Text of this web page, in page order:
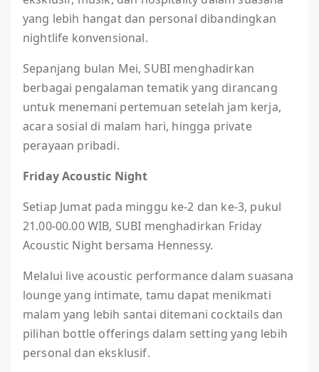
yang lebih hangat dan personal dibandingkan
nightlife konvensional.
Sepanjang bulan Mei, SUBI menghadirkan
berbagai pengalaman tematik yang dirancang
untuk menemani pertemuan setelah jam kerja,
acara sosial di malam hari, hingga private
perayaan pribadi.
Friday Acoustic Night
Setiap Jumat pada minggu ke-2 dan ke-3, pukul
21.00-00.00 WIB, SUBI menghadirkan Friday
Acoustic Night bersama Hennessy.
Melalui live acoustic performance dalam suasana
lounge yang intimate, tamu dapat menikmati
malam yang lebih santai ditemani cocktails dan
pilihan bottle offerings dalam setting yang lebih
personal dan eksklusif.